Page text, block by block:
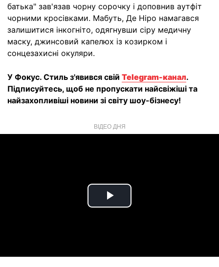
батька" зав'язав чорну сорочку і доповнив аутфіт
чорними кросівками. Мабуть, Де Ніро намагався
залишитися інкогніто, одягнувши сіру медичну
маску, джинсовий капелюх із козирком і
сонцезахисні окуляри.
У Фокус. Стиль з'явився свій Telegram-канал.
Підписуйтесь, щоб не пропускати найсвіжіші та
найзахопливіші новини зі світу шоу-бізнесу!
ВІДЕО ДНЯ
Play